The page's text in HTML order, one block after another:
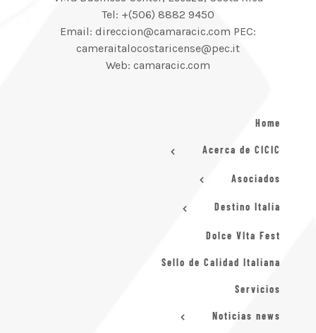
Tel: +(506) 8882 9450
Email: direccion@camaracic.com PEC:
cameraitalocostaricense@pec.it
Web: camaracic.com
Home
Acerca de CICIC
Asociados
Destino Italia
Dolce VIta Fest
Sello de Calidad Italiana
Servicios
Noticias news